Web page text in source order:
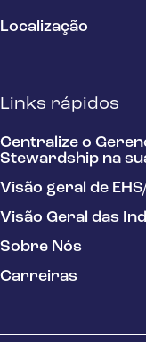
Localização
Links rápidos
Centralize o
Stewardship na
Visão geral de
Visão Geral das
Sobre Nós
Carreiras